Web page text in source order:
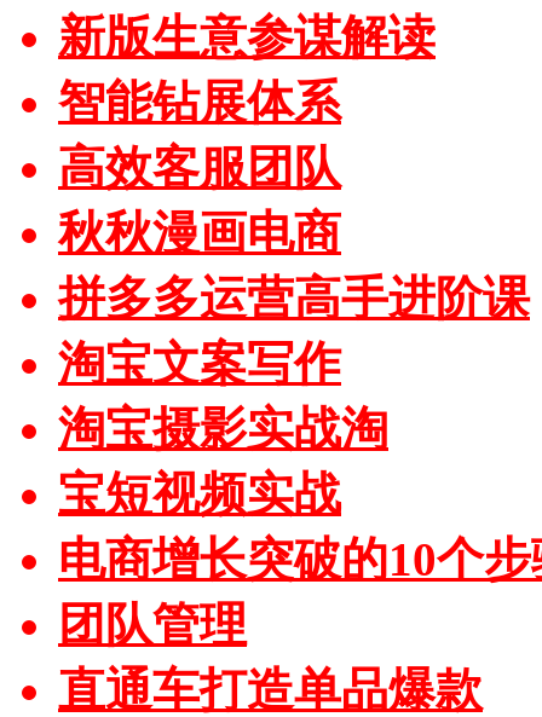
新版生意参谋解读
智能钻展体系
高效客服团队
秋秋漫画电商
拼多多运营高手进阶课
淘宝文案写作
淘宝摄影实战淘
宝短视频实战
电商增长突破的10个
团队管理
直通车打造单品爆款